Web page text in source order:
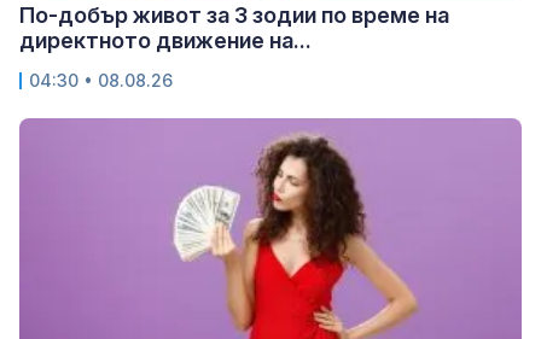
По-добър живот за 3 зодии по време на
директното движение на...
04:30 • 08.08.26